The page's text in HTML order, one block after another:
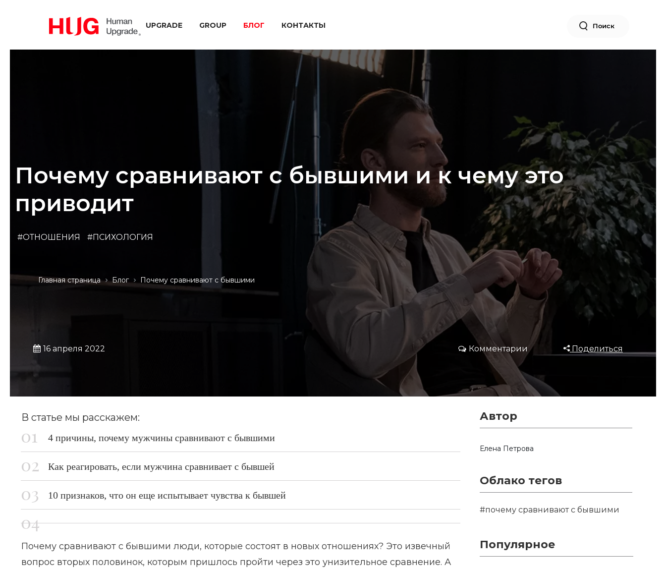
UPGRADE GROUP БЛОГ КОНТАКТЫ Поиск
Главная страница Блог Почему сравнивают с бывшими
Почему сравнивают с бывшими и к чему это
приводит
#ОТНОШЕНИЯ #ПСИХОЛОГИЯ
16 апреля 2022 Комментарии Поделиться
В статье мы расскажем:
4 причины, почему мужчины сравнивают с бывшими
Как реагировать, если мужчина сравнивает с бывшей
10 признаков, что он еще испытывает чувства к бывшей
Почему сравнивают с бывшими люди, которые состоят в новых отношениях? Это извечный
вопрос вторых половинок, которым пришлось пройти через это унизительное сравнение. А
Автор
Елена Петрова
Облако тегов
#почему сравнивают с бывшими
Популярное